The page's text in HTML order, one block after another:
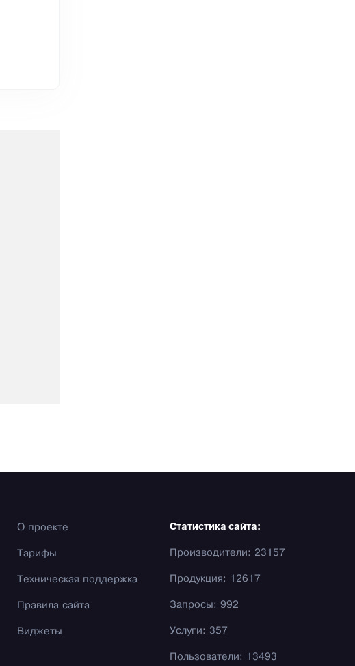
О проекте
Тарифы
Техническая поддержка
Правила сайта
Виджеты
Статистика сайта:
Производители: 23157
Продукция: 12617
Запросы: 992
Услуги: 357
Пользователи: 13493